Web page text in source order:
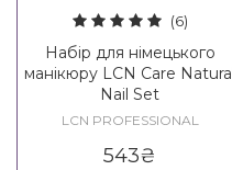
(6)
Набір для німецького
манікюру LCN Care Natural
Nail Set
LCN PROFESSIONAL
543₴